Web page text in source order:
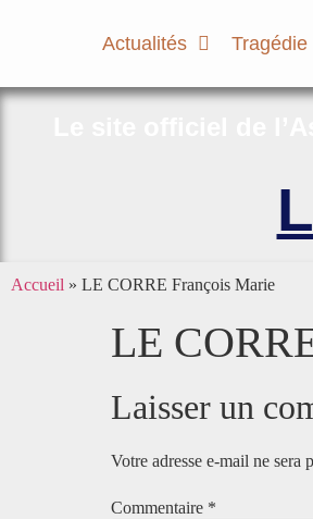
Actualités Tragédie
Accueil » LE CORRE François Marie
LE
Laisser un
Votre adresse e-mail ne sera
Commentaire *